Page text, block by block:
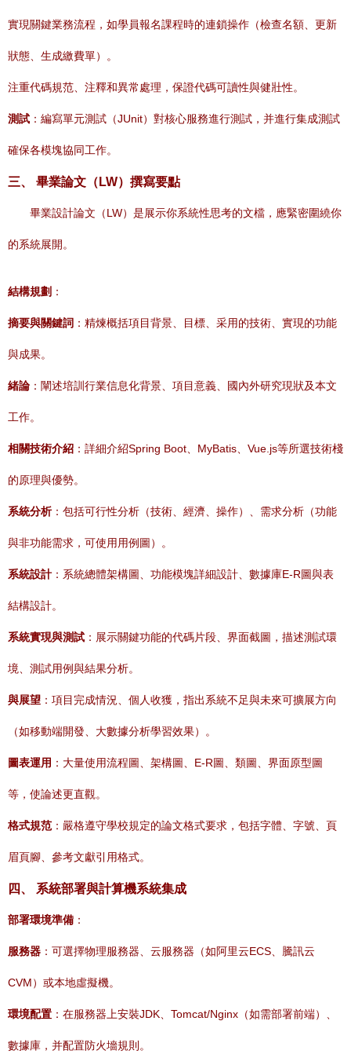
實現關鍵業務流程，如學員報名課程時的連鎖操作（檢查名額、更新
狀態、生成繳費單）。
注重代碼規范、注釋和異常處理，保證代碼可讀性與健壯性。
測試 ：編寫單元測試（JUnit）對核心服務進行測試，并進行集成測試
確保各模塊協同工作。
三、 畢業論文（LW）撰寫要點
畢業設計論文（LW）是展示你系統性思考的文檔，應緊密圍繞你
的系統展開。
結構規劃 ：
摘要與關鍵詞 ：精煉概括項目背景、目標、采用的技術、實現的功能
與成果。
緒論 ：闡述培訓行業信息化背景、項目意義、國內外研究現狀及本文
工作。
相關技術介紹 ：詳細介紹Spring Boot、MyBatis、Vue.js等所選技術棧
的原理與優勢。
系統分析：包括可行性分析（技術、經濟、操作）、需求分析（功能
與非功能需求，可使用用例圖）。
系統設計：系統總體架構圖、功能模塊詳細設計、數據庫E-R圖與表
結構設計。
系統實現與測試 ：展示關鍵功能的代碼片段、界面截圖，描述測試環
境、測試用例與結果分析。
與展望 ：項目完成情況、個人收獲，指出系統不足與未來可擴展方向
（如移動端開發、大數據分析學習效果）。
圖表運用 ：大量使用流程圖、架構圖、E-R圖、類圖、界面原型圖
等，使論述更直觀。
格式規范 ：嚴格遵守學校規定的論文格式要求，包括字體、字號、頁
眉頁腳、參考文獻引用格式。
四、 系統部署與計算機系統集成
部署環境準備 ：
服務器 ：可選擇物理服務器、云服務器（如阿里云ECS、騰訊云
CVM）或本地虛擬機。
環境配置 ：在服務器上安裝JDK、Tomcat/Nginx（如需部署前端）、
數據庫，并配置防火墻規則。